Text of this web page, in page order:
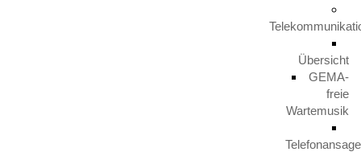
Übersicht
GEMA-
freie
Wartemusik